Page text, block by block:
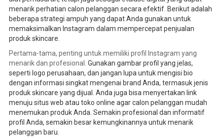
menarik perhatian calon pelanggan secara efektif. Berikut adalah
beberapa strategi ampuh yang dapat Anda gunakan untuk
memaksimalkan Instagram dalam mempercepat penjualan
produk skincare.
Pertama-tama, penting untuk memiliki profil Instagram yang
menarik dan profesional. Gunakan gambar profil yang jelas,
seperti logo perusahaan, dan jangan lupa untuk mengisi bio
dengan informasi singkat mengenai brand Anda, termasuk jenis
produk skincare yang dijual. Anda juga bisa menyertakan link
menuju situs web atau toko online agar calon pelanggan mudah
menemukan produk Anda. Semakin profesional dan informatif
profil Anda, semakin besar kemungkinannya untuk menarik
pelanggan baru.